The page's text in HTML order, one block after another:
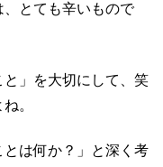
、とても辛いもので
」を大切にして、笑
。
は何か？」と深く考